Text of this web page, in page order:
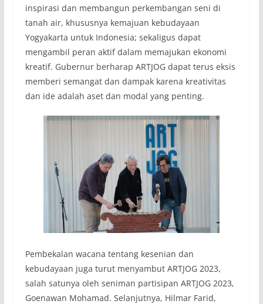
inspirasi dan membangun perkembangan seni di
tanah air, khususnya kemajuan kebudayaan
Yogyakarta untuk Indonesia; sekaligus dapat
mengambil peran aktif dalam memajukan ekonomi
kreatif. Gubernur berharap ARTJOG dapat terus eksis
memberi semangat dan dampak karena kreativitas
dan ide adalah aset dan modal yang penting.
Pembekalan wacana tentang kesenian dan
kebudayaan juga turut menyambut ARTJOG 2023,
salah satunya oleh seniman partisipan ARTJOG 2023,
Goenawan Mohamad. Selanjutnya, Hilmar Farid,